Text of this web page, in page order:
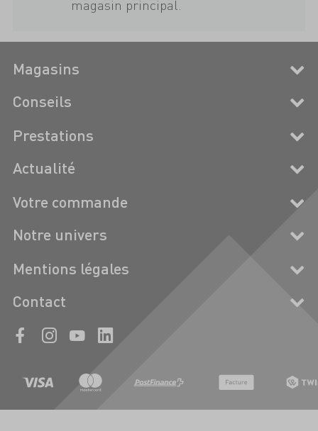
magasin principal.
Magasins
Conseils
Prestations
Actualité
Votre commande
Notre univers
Mentions légales
Contact